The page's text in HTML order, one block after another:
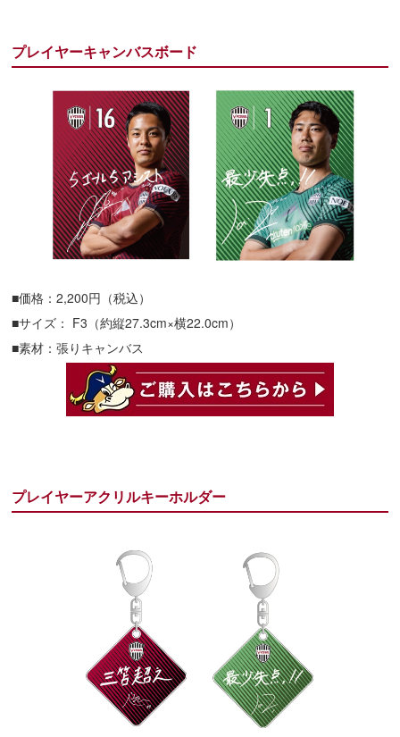
プレイヤーキャンバスボード
■価格：2,200円（税込）
■サイズ： F3（約縦27.3cm×横22.0cm）
■素材：張りキャンバス
プレイヤーアクリルキーホルダー